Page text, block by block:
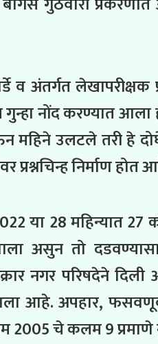
व अंतर्गत लेखापरीक्षक
नोंद करण्यात आला
महिने उलटले तरी हे
निर्माण होत
या 28 महिन्यात27
असुन तो
नगर परिषदेने
आहे. अपहार,
2005 चे कलम 9 प्रमाणे